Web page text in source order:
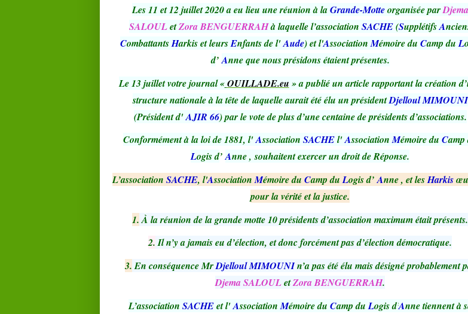
Les 11 et 12 juillet 2020 a eu lieu une réunion à laGrande-Motte organisée parDjema
SALOULetZora BENGUERRAHà laquelle l’association SACHE(SupplétifsA
CombattantsHarkis et leursEnfants de l'Aude) et l'AssociationMémoire du Camp duL
d’Anne que nous présidons étaient présentes.
Le 13 juillet votre journal « OUILLADE.eu » a publié un article rapportant la création
structure nationale à la tête de laquelle aurait été élu un présidentDjelloul MIMOUNI
(Président d'AJIR 66) par le vote de plus d’une centaine de présidents d’associations.
Conformément à la loi de 1881, l'Association SACHE l'AssociationMémoire du Camp
Logis d’Anne , souhaitent exercer un droit de Réponse.
L’association SACHE, l'AssociationMémoire du Camp duLogis d’Anne , et lesHarkis
pour la vérité et la justice.
1.À la réunion de la grande motte 10 présidents d’association maximum était présents.
2.Il n’y a jamais eu d’élection, et donc forcément pas d’élection démocratique.
3.En conséquence MrDjelloul MIMOUNI n’a pas été élu mais désigné probablement
Djema SALOULetZora BENGUERRAH.
L’association SACHEet l'AssociationMémoire du Camp duLogis d’Anne tiennent à